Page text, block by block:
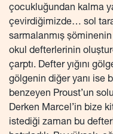
çocukluğundan kalma
çevirdiğimizde… sol
sarmalanmış
okul defterlerinin
çarptı. Defter yığını
gölgenin diğer yanı ise
benzeyen Proust’un
Derken Marcel’in bize
istediği zaman bu